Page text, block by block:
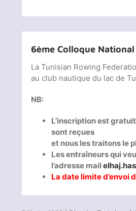
6ème Colloque
La Tunisian Rowing
au club nautique du lac de
NB:
L’inscription est
sont reçues
et nous les traitons le
Les entraîneurs qui
l’adresse mail
La date limite d’envoi